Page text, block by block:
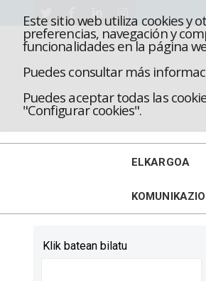
Este sitio web utiliza cookies y
preferencias, navegación y
funcionalidades en la página
Puedes consultar más
Puedes aceptar todas las
"Configurar cookies".
ELKARGOA
Klik batean bilatu